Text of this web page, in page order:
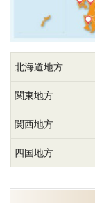
北海道地方
関東地方
関西地方
四国地方